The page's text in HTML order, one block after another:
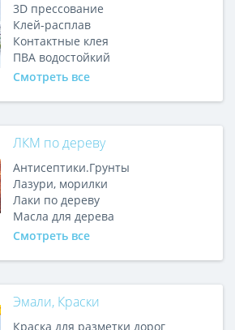
3D прессование
Клей-расплав
Контактные клея
ПВА водостойкий
Смотреть все
ЛКМ по дереву
Антисептики.Грунты
Лазури, морилки
Лаки по дереву
Масла для дерева
Смотреть все
Эмали, Краски
Краска для разметки дорог